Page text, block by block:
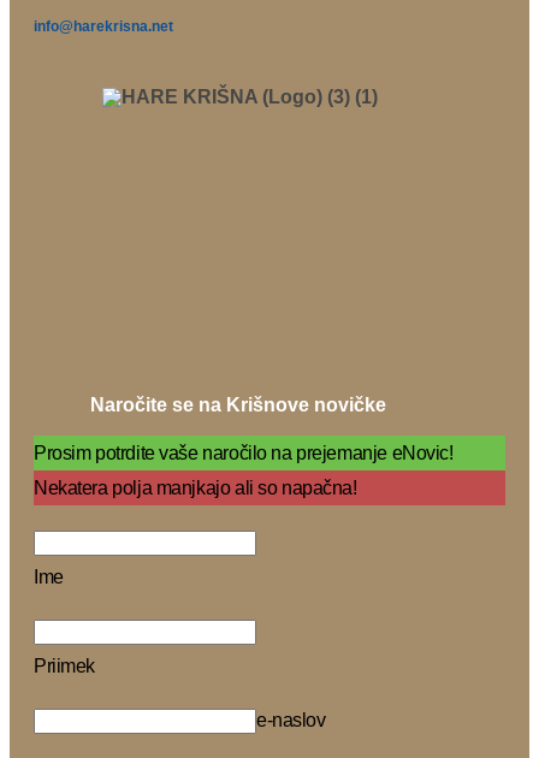
info@harekrisna.net
Naročite se na Krišnove novičke
Prosim potrdite vaše naročilo na prejemanje eNovic!
Nekatera polja manjkajo ali so napačna!
Ime
Priimek
e-naslov